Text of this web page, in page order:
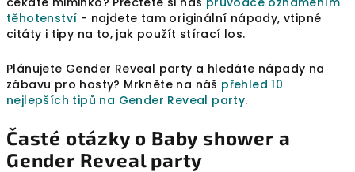
s
těhotenství - najdete tam originální nápady, vtipné
citáty i tipy na to, jak použít stírací los.
Plánujete Gender Reveal party a hledáte nápady na
zábavu pro hosty? Mrkněte na náš přehled 10
nejlepších tipů na Gender Reveal party.
Časté otázky o Baby shower a
Gender Reveal party